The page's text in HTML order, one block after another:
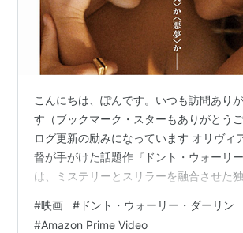
こんにちは、ぽんです。いつも訪問あり
す（ブックマーク・スターもありがとう
ログ更新の励みになっています オリヴィ
督が手がけた話題作『ドント・ウォーリー
は、ミステリーとスリラーを融合させた
1950年代風の理想郷「ビクトリー」とい
#映画 # ドント・ウォーリー・ダーリン
#Amazon Prime Video